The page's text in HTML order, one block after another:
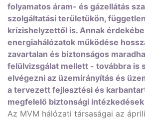
folyamatos áram- és gázellátás
szolgáltatási területükön,
krízishelyzettől is. Annak
energiahálózatok működése
zavartalan és biztonságos
felülvizsgálat mellett - továbbra is
elvégezni az üzemirányítás és
a tervezett fejlesztési és
megfelelő biztonsági
Az MVM hálózati társaságai az